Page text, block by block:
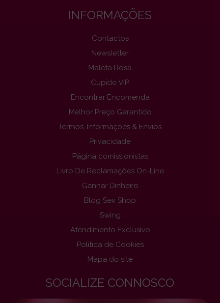
INFORMAÇÕES
Contactos
Newsletter
Maleta Rosa
Cupido VIP
Encontrar Encomenda
Melhor Preço Garantido
Termos, Informações & Envios
Privacidade
Página comissionistas
Livro De Reclamações On-Line
Ganhar Dinheiro
Blog Sex Shop
Swing
Atendimento Exclusivo
Politica de Cookies
Mapa do site
SOCIALIZE CONNOSCO